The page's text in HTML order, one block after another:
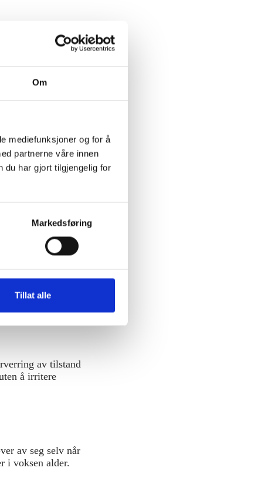
Om
mediefunksjoner og for å
partnerne våre innen
du har gjort tilgjengelig for
Markedsføring
Tillat alle
av tilstand
å irritere
av seg selv når
i voksen alder.